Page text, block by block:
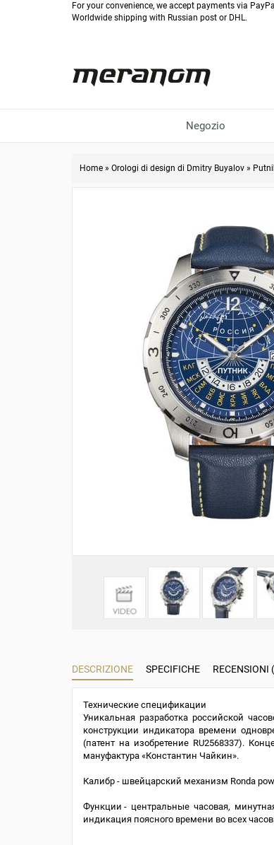
For your convenience, we accept payments via
Worldwide shipping with Russian post or DHL.
Negozio
Home » Orologi di design di Dmitry Buyalov »
DESCRIZIONE SPECIFICHE RECENSIONI
Технические спецификации
Уникальная разработка российской
конструкции индикатора времени
(патент на изобретение RU2568337).
мануфактура «Константин Чайкин».
Калибр - швейцарский механизм Ronda
Функции - центральные часовая,
индикация поясного времени во всех